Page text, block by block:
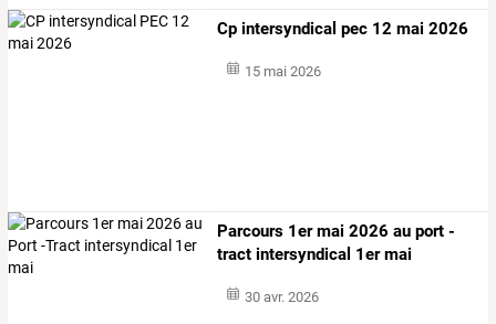
Cp intersyndical pec 12 mai 2026
15 mai 2026
Parcours 1er mai 2026 au port -
tract intersyndical 1er mai
30 avr. 2026